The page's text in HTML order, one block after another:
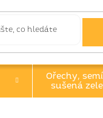
Ořechy,
sušená